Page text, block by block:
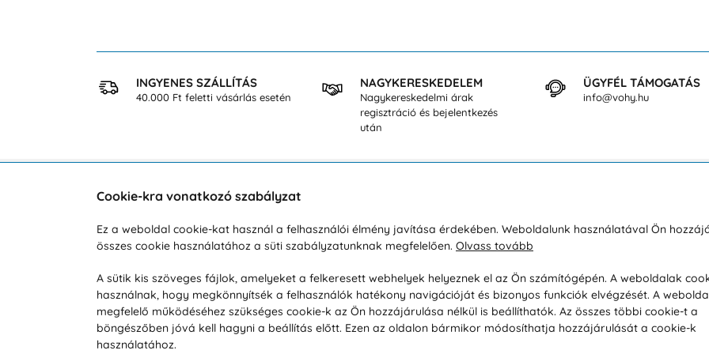
INGYENES SZÁLLÍTÁS
40.000 Ft feletti vásárlás esetén
NAGYKERESKEDELEM
Nagykereskedelmi árak
regisztráció és bejelentkezés
után
ÜGYFÉL TÁMOGATÁS
info@vohy.hu
Hétköznap 8:00-tól 16:00-ig
info@vohy.hu
Reklamáció / Áru visszaküldése
Szállítás és fizetés
Üzleti feltételek
Visszaküldési politika
Társaságról
Magánélet
Tanácsadó iroda
Cookie-kra vonatkozó szabályzat
Ez a weboldal cookie-kat használ a felhasználói élmény javítása érdekében. Weboldalunk használatával Ön
összes cookie használatához a süti szabályzatunknak megfelelően. Olvass tovább
A sütik kis szöveges fájlok, amelyeket a felkeresett webhelyek helyeznek el az Ön számítógépén. A weboldalak
használnak, hogy megkönnyítsék a felhasználók hatékony navigációját és bizonyos funkciók elvégzését. A
megfelelő működéséhez szükséges cookie-k az Ön hozzájárulása nélkül is beállíthatók. Az összes többi cookie-t a
böngészőben jóvá kell hagyni a beállítás előtt. Ezen az oldalon bármikor módosíthatja hozzájárulását a cookie-k
használatához.